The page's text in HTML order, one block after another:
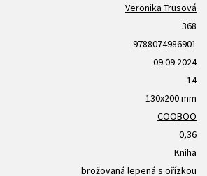
Veronika Trusová
368
9788074986901
09.09.2024
14
130x200 mm
COOBOO
0,36
Kniha
brožovaná lepená s ořízkou